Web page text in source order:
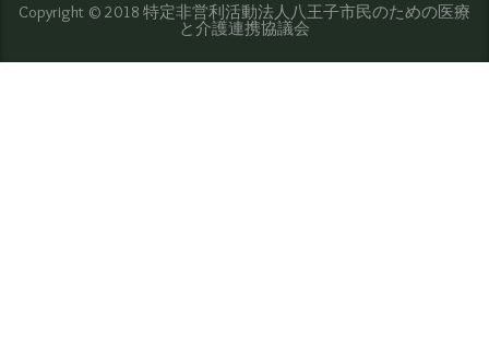
Copyright © 2018 特定非営利活動法人八王子市民のための医療
と介護連携協議会